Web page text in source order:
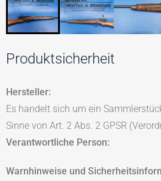
Produktsicherheit
Hersteller:
Es handelt sich um ein
Sinne von Art. 2 Abs. 2 GPSR
Verantwortliche Person:
Warnhinweise und